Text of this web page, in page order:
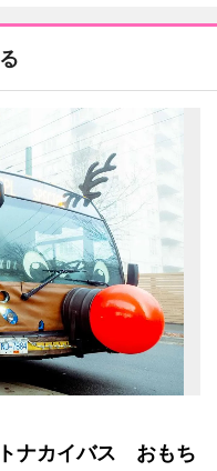
ナカイバス おもち